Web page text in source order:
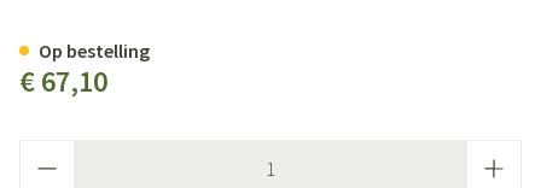
€ 67,10
Op bestelling